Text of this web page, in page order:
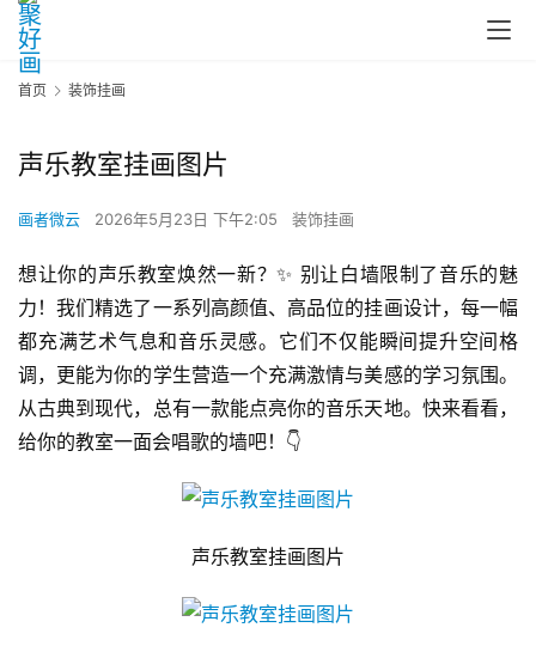
首页 装饰挂画
声乐教室挂画图片
画者微云 2026年5月23日 下午2:05 装饰挂画
想让你的声乐教室焕然一新？✨ 别让白墙限制了音乐的魅
力！我们精选了一系列高颜值、高品位的挂画设计，每一幅
都充满艺术气息和音乐灵感。它们不仅能瞬间提升空间格
调，更能为你的学生营造一个充满激情与美感的学习氛围。
从古典到现代，总有一款能点亮你的音乐天地。快来看看，
给你的教室一面会唱歌的墙吧！👇
声乐教室挂画图片